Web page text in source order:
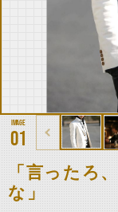
01
「言ったろ
な」